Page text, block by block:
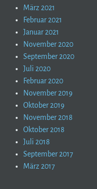
März 2021
Februar 2021
Januar 2021
November 2020
September 2020
Juli 2020
Februar 2020
November 2019
Oktober 2019
November 2018
Oktober 2018
Juli 2018
September 2017
März 2017